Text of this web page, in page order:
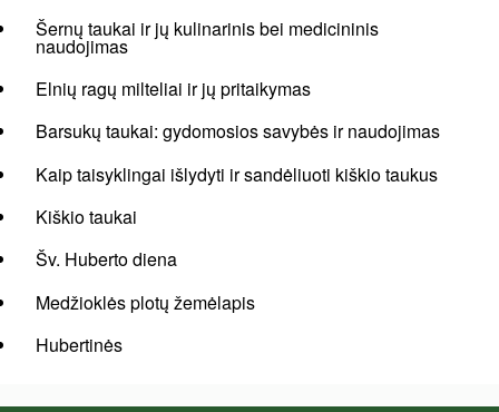
Šernų taukai ir jų kulinarinis bei medicininis
naudojimas
Elnių ragų milteliai ir jų pritaikymas
Barsukų taukai: gydomosios savybės ir naudojimas
Kaip taisyklingai išlydyti ir sandėliuoti kiškio taukus
Kiškio taukai
Šv. Huberto diena
Medžioklės plotų žemėlapis
Hubertinės